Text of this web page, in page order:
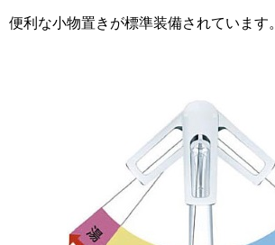
便利な小物置きが標準装備されています。